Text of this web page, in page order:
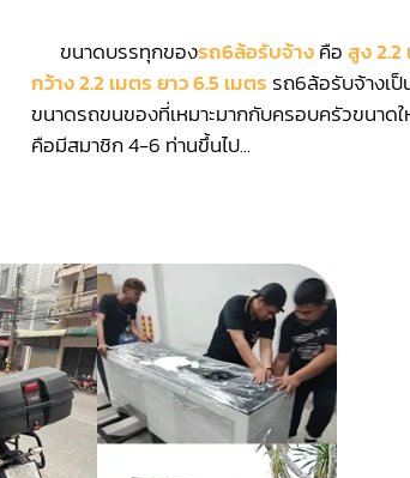
ขนาดบรรทุกของรถ6ล้อรับจ้างคือสูง 2.2
กว้าง 2.2 เมตร ยาว 6.5 เมตรรถ6ล้อรับจ้างเป็
ขนาดรถขนของที่เหมาะมากกับครอบครัวขนาด
คือมีสมาชิก 4-6 ท่านขึ้นไป...